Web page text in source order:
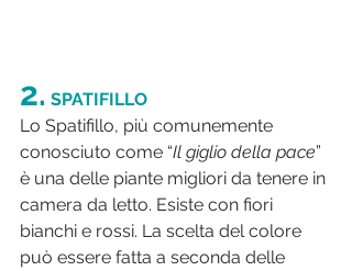
2. SPATIFILLO
Lo Spatifillo, più comunemente
conosciuto come “Il giglio della pace”
è una delle piante migliori da tenere in
camera da letto. Esiste con fiori
bianchi e rossi. La scelta del colore
può essere fatta a seconda delle